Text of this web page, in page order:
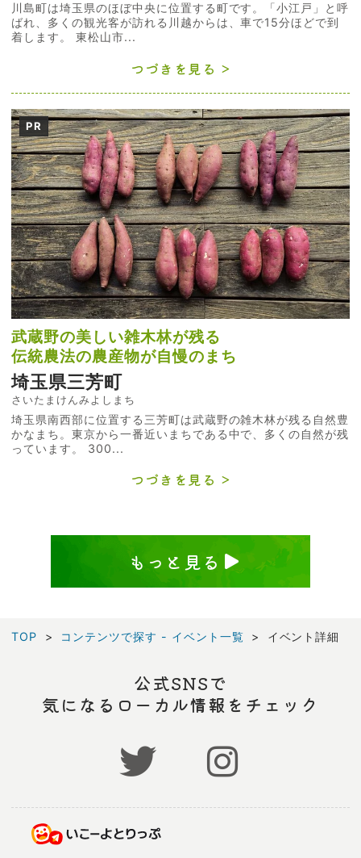
川島町は埼玉県のほぼ中央に位置する町です。「小江戸」と呼
ばれ、多くの観光客が訪れる川越からは、車で15分ほどで到
着します。 東松山市...
つづきを見る
PR
武蔵野の美しい雑木林が残る
伝統農法の農産物が自慢のまち
埼玉県三芳町
さいたまけんみよしまち
埼玉県南西部に位置する三芳町は武蔵野の雑木林が残る自然豊
かなまち。東京から一番近いまちである中で、多くの自然が残
っています。 300...
つづきを見る
もっと見る
TOP コンテンツで探す - イベント一覧 イベント詳細
公式SNSで
気になるローカル情報をチェック